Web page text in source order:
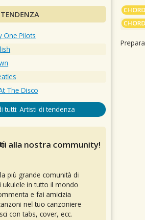
One Pilots
The Disco
tutti: Artisti di tendenza
alla nostra community!
più grande comunità di
ukulele in tutto il mondo
e fai amicizia
nel tuo canzoniere
con tabs, cover, ecc.